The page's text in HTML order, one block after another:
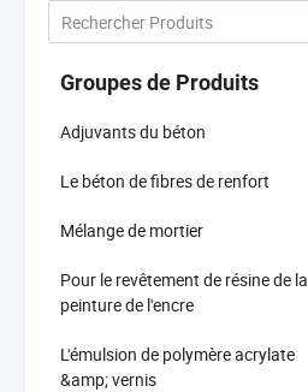
Groupes de Produits
Adjuvants du béton
Le béton de fibres de renfort
Mélange de mortier
Pour le revêtement de résine de la
peinture de l'encre
L'émulsion de polymère acrylate
&amp; vernis